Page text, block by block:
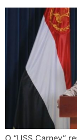
O “USS Carney”